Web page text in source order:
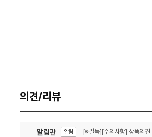
의견/리뷰
알림판 알림 [※필독][주의사항] 상품의견